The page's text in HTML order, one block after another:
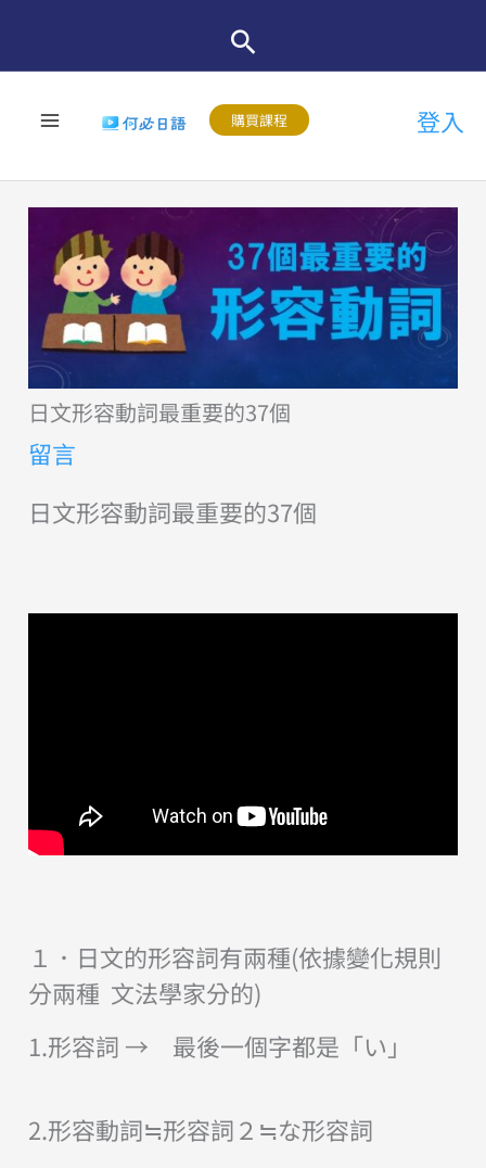
購買課程 登入
日文形容動詞最重要的37個
留言
日文形容動詞最重要的37個
１．日文的形容詞有兩種(依據變化規則
分兩種 文法學家分的)
1.形容詞 → 最後一個字都是「い」
2.形容動詞≒形容詞２≒な形容詞